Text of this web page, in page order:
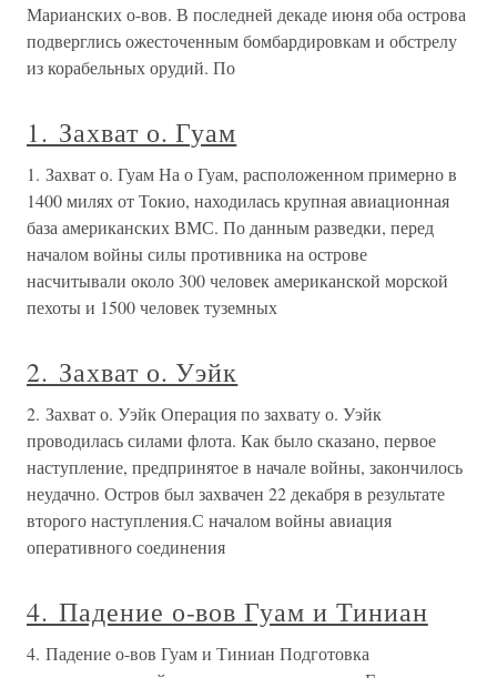
Марианских о-вов. В последней декаде июня оба острова
подверглись ожесточенным бомбардировкам и обстрелу
из корабельных орудий. По
1. Захват о. Гуам
1. Захват о. Гуам На о Гуам, расположенном примерно в
1400 милях от Токио, находилась крупная авиационная
база американских ВМС. По данным разведки, перед
началом войны силы противника на острове
насчитывали около 300 человек американской морской
пехоты и 1500 человек туземных
2. Захват о. Уэйк
2. Захват о. Уэйк Операция по захвату о. Уэйк
проводилась силами флота. Как было сказано, первое
наступление, предпринятое в начале войны, закончилось
неудачно. Остров был захвачен 22 декабря в результате
второго наступления.С началом войны авиация
оперативного соединения
4. Падение о-вов Гуам и Тиниан
4. Падение о-вов Гуам и Тиниан Подготовка